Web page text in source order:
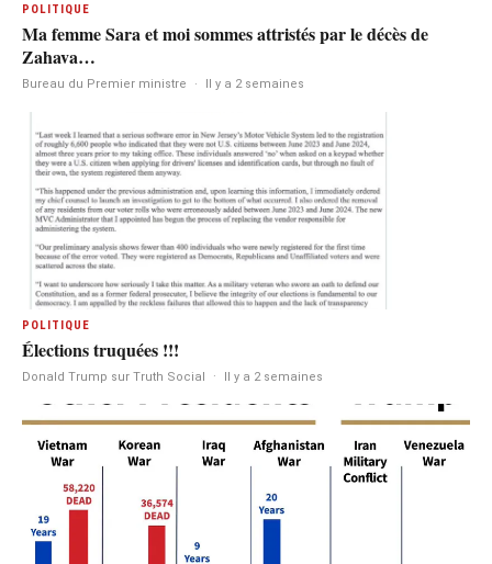
POLITIQUE
Ma femme Sara et moi sommes attristés par le décès de
Zahava…
Bureau du Premier ministre · Il y a 2 semaines
POLITIQUE
Élections truquées !!!
Donald Trump sur Truth Social · Il y a 2 semaines